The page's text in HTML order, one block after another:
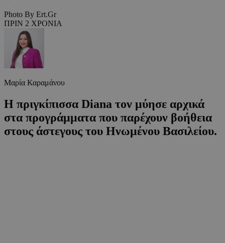
Photo By Ert.Gr
ΠΡΙΝ 2 ΧΡΟΝΙΑ
Μαρία Καραμάνου
Η πριγκίπισσα Diana τον μύησε αρχικά
στα προγράμματα που παρέχουν βοήθεια
στους άστεγους του Ηνωμένου Βασιλείου.